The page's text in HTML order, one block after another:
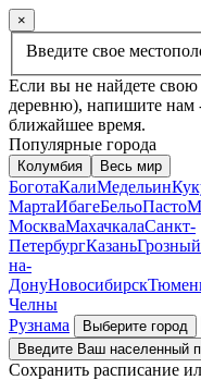
×
Введите свое
Если вы не найдете
деревню), напишите нам
ближайшее время.
Популярные города
Колумбия Весь мир
БоготаКалиМедельин
МартаИбагеБельоПасто
МоскваМахачкалаСанкт-
ПетербургКазаньГрозный
на-
ДонуНовосибирск
Челны
Рузнама
Выберите город
Введите Ваш населенный
Сохранить расписание